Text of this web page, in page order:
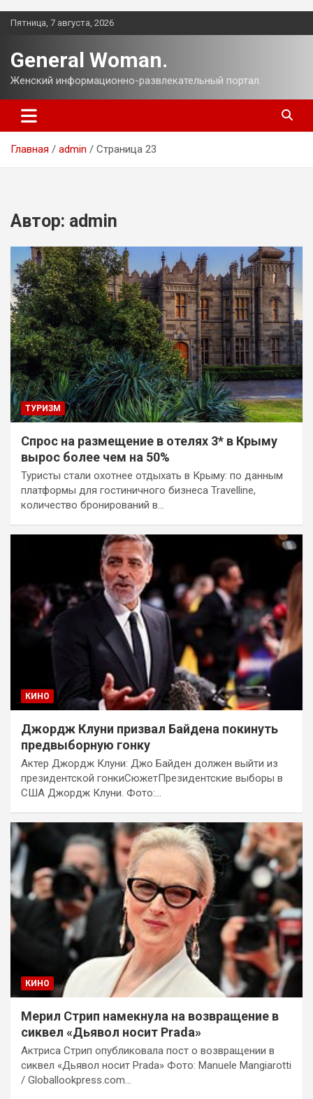
Перейти
Пятница, 7 августа, 2026
General Woman.
Женский информационно-развлекательный портал.
Главная admin Страница 23
Автор: admin
ТУРИЗМ
Спрос на размещение в отелях 3* в Крыму
вырос более чем на 50%
Туристы стали охотнее отдыхать в Крыму: по данным
платформы для гостиничного бизнеса Travelline,
количество бронирований в…
КИНО
Джордж Клуни призвал Байдена покинуть
предвыборную гонку
Актер Джордж Клуни: Джо Байден должен выйти из
президентской гонкиСюжетПрезидентские выборы в
США Джордж Клуни. Фото:…
КИНО
Мерил Стрип намекнула на возвращение в
сиквел «Дьявол носит Prada»
Актриса Стрип опубликовала пост о возвращении в
сиквел «Дьявол носит Prada» Фото: Manuele Mangiarotti
/ Globallookpress.com…